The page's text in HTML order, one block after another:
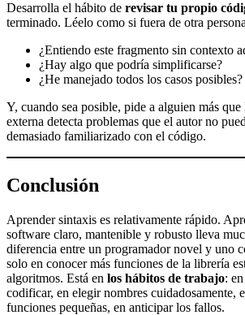
Desarrolla el hábito de revisar tu propio
terminado. Léelo como si fuera de otra
¿Entiendo este fragmento sin contexto
¿Hay algo que podría simplificarse?
¿He manejado todos los casos posibles?
Y, cuando sea posible, pide a alguien más
externa detecta problemas que el autor no
demasiado familiarizado con el código.
Conclusión
Aprender sintaxis es relativamente rápido.
software claro, mantenible y robusto lleva
diferencia entre un programador novel y uno
solo en conocer más funciones de la librería
algoritmos. Está en los hábitos de trabajo:
codificar, en elegir nombres cuidadosamente,
funciones pequeñas, en anticipar los fallos.